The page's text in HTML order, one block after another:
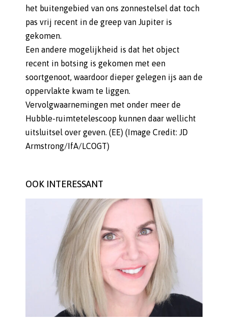
het buitengebied van ons zonnestelsel dat toch
pas vrij recent in de greep van Jupiter is
gekomen.
Een andere mogelijkheid is dat het object
recent in botsing is gekomen met een
soortgenoot, waardoor dieper gelegen ijs aan de
oppervlakte kwam te liggen.
Vervolgwaarnemingen met onder meer de
Hubble-ruimtetelescoop kunnen daar wellicht
uitsluitsel over geven. (EE) (Image Credit: JD
Armstrong/IfA/LCOGT)
OOK INTERESSANT